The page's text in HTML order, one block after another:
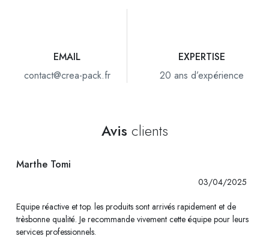
EMAIL
contact@crea-pack.fr
EXPERTISE
20 ans d’expérience
Avis clients
Marthe Tomi
03/04/2025
Equipe réactive et top. les produits sont arrivés rapidement et de
trèsbonne qualité. Je recommande vivement cette équipe pour leurs
services professionnels.